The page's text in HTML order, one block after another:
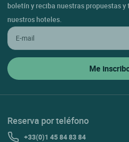
boletín y reciba nuestras propuestas
nuestros hoteles.
Reserva por teléfono
+33(0)1 45 84 83 84